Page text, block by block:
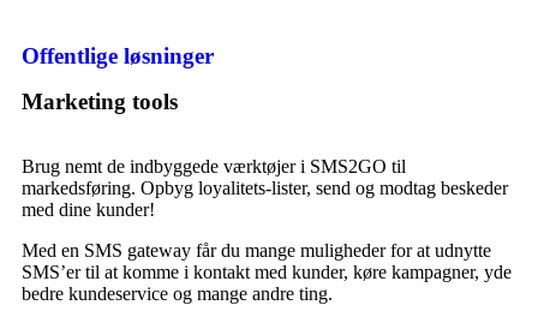
Offentlige løsninger
Marketing tools
Brug nemt de indbyggede værktøjer i SMS2GO til
markedsføring. Opbyg loyalitets-lister, send og modtag beskeder
med dine kunder!
Med en SMS gateway får du mange muligheder for at udnytte
SMS’er til at komme i kontakt med kunder, køre kampagner, yde
bedre kundeservice og mange andre ting.